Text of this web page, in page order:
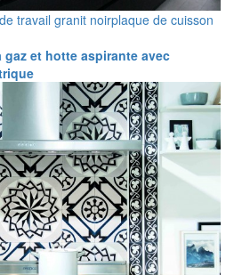
travail granit noirplaque de cuisson
gaz et hotte aspirante avec